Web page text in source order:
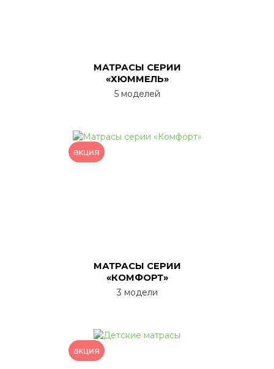
МАТРАСЫ СЕРИИ
«ХЮММЕЛЬ»
5 моделей
акция
МАТРАСЫ СЕРИИ
«КОМФОРТ»
3 модели
акция